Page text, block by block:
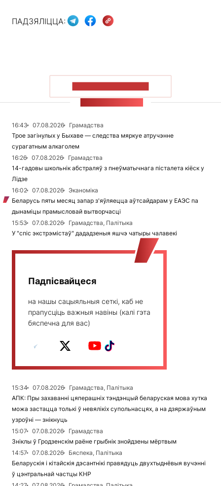
ПАДЗЯЛІЦЦА:
16:43 07.08.2026
Грамадства
Трое загінулых у Быхаве — следства мяркуе атручэнне
сурагатным алкаголем
16:26
07.08.2026
Грамадства
14-гадовы школьнік абстраляў з пнеўматычнага пісталета кіёск у
Лідзе
16:02
07.08.2026
Эканоміка
Беларусь пяты месяц запар з'яўляецца аўтсайдарам у ЕАЭС па
дынаміцы прамысловай вытворчасці
15:53
07.08.2026
Грамадства, Палітыка
У "спіс экстрэмістаў" дададзеныя яшчэ чатыры чалавекі
Падпісвайцеся
на нашы сацыяльныя сеткі, каб не
прапусціць важныя навіны (калі гэта
бяспечна для вас)
15:34 07.08.2026
Грамадства, Палітыка
АПК: Пры захаванні цяперашніх тэндэнцый беларуская мова хутка
можа застацца толькі ў невялікіх супольнасцях, а на дзяржаўным
узроўні — знікнуць
15:07
07.08.2026
Грамадства
Зніклы ў Гродзенскім раёне грыбнік знойдзены мёртвым
14:57
07.08.2026
Бяспека, Палітыка
Беларускія і кітайскія дэсантнікі правядуць двухтыднёвыя вучэнні
ў цэнтральнай частцы КНР